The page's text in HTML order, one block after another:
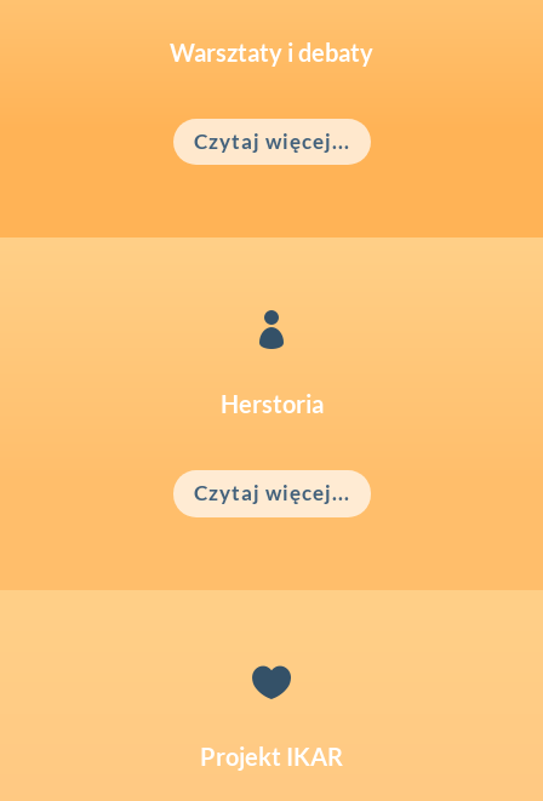
Warsztaty i debaty
Czytaj więcej...

Herstoria
Czytaj więcej...

Projekt IKAR